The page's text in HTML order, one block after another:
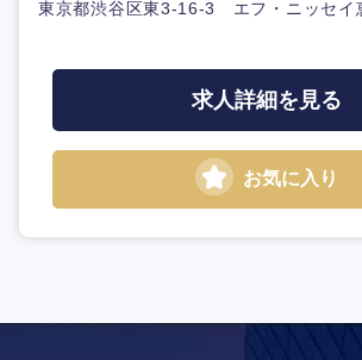
東京都渋谷区東3-16-3 エフ・ニッセイ
求人詳細を見る
お気に入り